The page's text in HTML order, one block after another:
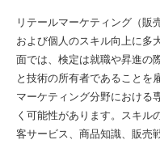
リテールマーケティング（販
および個人のスキル向上に多
面では、検定は就職や昇進の
と技術の所有者であることを
マーケティング分野における
く可能性があります。スキル
客サービス、商品知識、販売